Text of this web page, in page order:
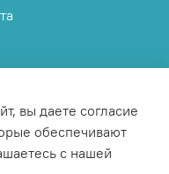
вы даете согласие
обеспечивают
с нашей